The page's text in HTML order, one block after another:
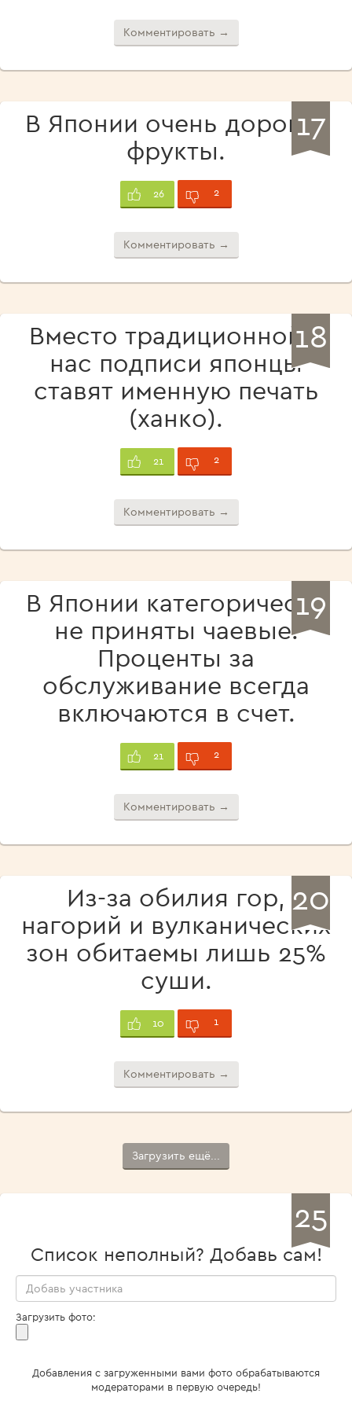
Комментировать →
17
В Японии очень дорогие
фрукты.
26 2
Комментировать →
18
Вместо традиционной у
нас подписи японцы
ставят именную печать
(ханко).
21 2
Комментировать →
19
В Японии категорически
не приняты чаевые.
Проценты за
обслуживание всегда
включаются в счет.
21 2
Комментировать →
20
Из-за обилия гор,
нагорий и вулканических
зон обитаемы лишь 25%
суши.
10 1
Комментировать →
Загрузить ещё...
25
Список неполный? Добавь сам!
Загрузить фото:
Добавления с загруженными вами фото обрабатываются
модераторами в первую очередь!